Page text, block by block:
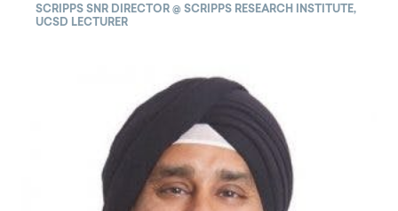
SCRIPPS SNR DIRECTOR @ SCRIPPS RESEARCH INSTITUTE,
UCSD LECTURER